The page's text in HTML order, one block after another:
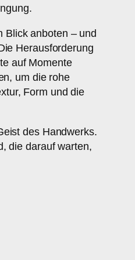
Blick anboten – und
Herausforderung
auf Momente
um die rohe
Form und die
des Handwerks.
die darauf warten,